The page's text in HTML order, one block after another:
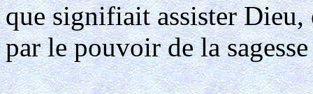
que signifiait assister Dieu,
par le pouvoir de la